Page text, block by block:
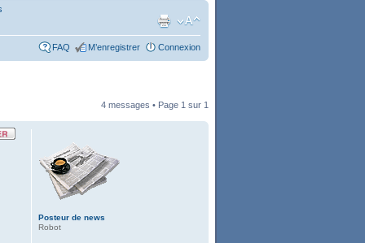
FAQ M’enregistrer Connexion
4 messages • Page 1 sur 1
Posteur de news
Robot